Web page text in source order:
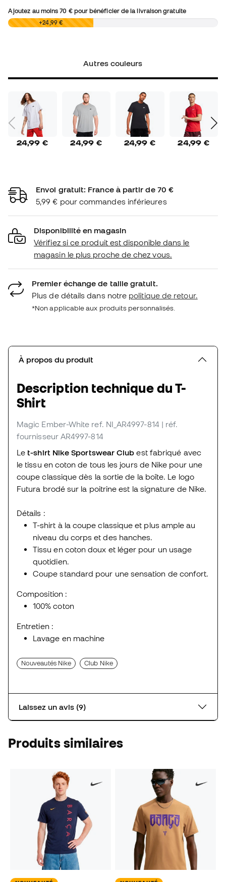
Ajoutez au moins70 €pour bénéficier de la livraison gratuite
0,00 € +24,99 €
Autres couleurs
24,99 € 24,99 € 24,99 € 24,99 €
Envoi gratuit: France à partir de 70 €
5,99 € pour commandes inférieures
Disponibilité en magasin
Vérifiez si ce produit est disponible dans le
magasin le plus proche de chez vous.
Premier échange de taille gratuit.
Plus de détails dans notre politique de retour.
*Non applicable aux produits personnalisés.
À propos du produit
Description technique du T-
Shirt
Magic Ember-White ref. NI_AR4997-814 | réf.
fournisseur AR4997-814
Le t-shirt Nike Sportswear Club est fabriqué avec
le tissu en coton de tous les jours de Nike pour une
coupe classique dès la sortie de la boîte. Le logo
Futura brodé sur la poitrine est la signature de Nike.
Détails :
T-shirt à la coupe classique et plus ample au
niveau du corps et des hanches.
Tissu en coton doux et léger pour un usage
quotidien.
Coupe standard pour une sensation de confort.
Composition :
100% coton
Entretien :
Lavage en machine
Nouveautés Nike Club Nike
Laissez un avis (9)
Produits similaires